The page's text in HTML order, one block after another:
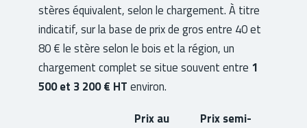
stères équivalent, selon le chargement. À titre
indicatif, sur la base de prix de gros entre 40 et
80 € le stère selon le bois et la région, un
chargement complet se situe souvent entre 1
500 et 3 200 € HT environ.
Prix au
Prix semi-